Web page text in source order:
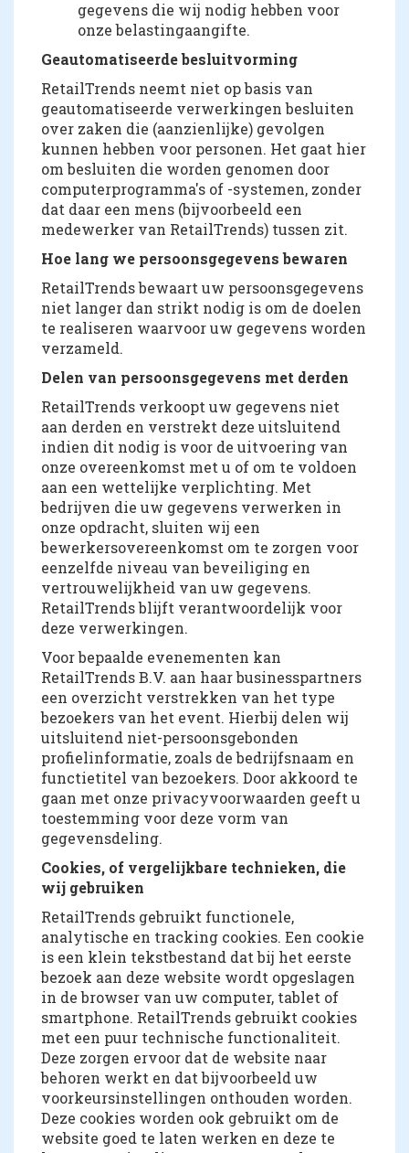
gegevens die wij nodig hebben voor
onze belastingaangifte.
Geautomatiseerde besluitvorming
RetailTrends neemt niet op basis van
geautomatiseerde verwerkingen besluiten
over zaken die (aanzienlijke) gevolgen
kunnen hebben voor personen. Het gaat hier
om besluiten die worden genomen door
computerprogramma's of -systemen, zonder
dat daar een mens (bijvoorbeeld een
medewerker van RetailTrends) tussen zit.
Hoe lang we persoonsgegevens bewaren
RetailTrends bewaart uw persoonsgegevens
niet langer dan strikt nodig is om de doelen
te realiseren waarvoor uw gegevens worden
verzameld.
Delen van persoonsgegevens met derden
RetailTrends verkoopt uw gegevens niet
aan derden en verstrekt deze uitsluitend
indien dit nodig is voor de uitvoering van
onze overeenkomst met u of om te voldoen
aan een wettelijke verplichting. Met
bedrijven die uw gegevens verwerken in
onze opdracht, sluiten wij een
bewerkersovereenkomst om te zorgen voor
eenzelfde niveau van beveiliging en
vertrouwelijkheid van uw gegevens.
RetailTrends blijft verantwoordelijk voor
deze verwerkingen.
Voor bepaalde evenementen kan
RetailTrends B.V. aan haar businesspartners
een overzicht verstrekken van het type
bezoekers van het event. Hierbij delen wij
uitsluitend niet-persoonsgebonden
profielinformatie, zoals de bedrijfsnaam en
functietitel van bezoekers. Door akkoord te
gaan met onze privacyvoorwaarden geeft u
toestemming voor deze vorm van
gegevensdeling.
Cookies, of vergelijkbare technieken, die
wij gebruiken
RetailTrends gebruikt functionele,
analytische en tracking cookies. Een cookie
is een klein tekstbestand dat bij het eerste
bezoek aan deze website wordt opgeslagen
in de browser van uw computer, tablet of
smartphone. RetailTrends gebruikt cookies
met een puur technische functionaliteit.
Deze zorgen ervoor dat de website naar
behoren werkt en dat bijvoorbeeld uw
voorkeursinstellingen onthouden worden.
Deze cookies worden ook gebruikt om de
website goed te laten werken en deze te